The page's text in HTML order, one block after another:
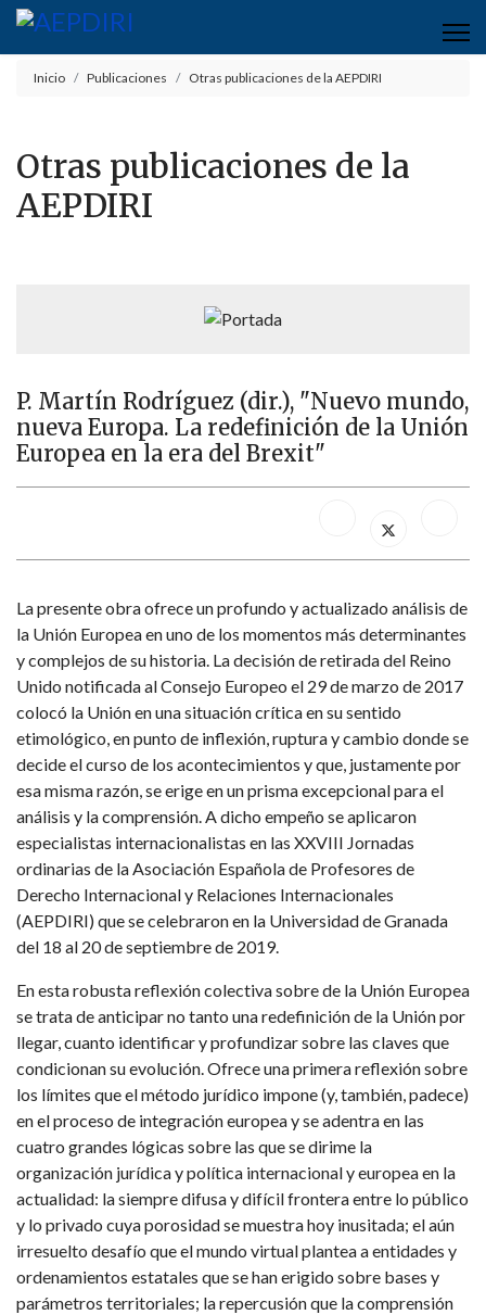
Inicio Publicaciones Otras publicaciones de la AEPDIRI
Otras publicaciones de la
AEPDIRI
P. Martín Rodríguez (dir.), "Nuevo mundo,
nueva Europa. La redefinición de la Unión
Europea en la era del Brexit"
La presente obra ofrece un profundo y actualizado análisis de
la Unión Europea en uno de los momentos más determinantes
y complejos de su historia. La decisión de retirada del Reino
Unido notificada al Consejo Europeo el 29 de marzo de 2017
colocó la Unión en una situación crítica en su sentido
etimológico, en punto de inflexión, ruptura y cambio donde se
decide el curso de los acontecimientos y que, justamente por
esa misma razón, se erige en un prisma excepcional para el
análisis y la comprensión. A dicho empeño se aplicaron
especialistas internacionalistas en las XXVIII Jornadas
ordinarias de la Asociación Española de Profesores de
Derecho Internacional y Relaciones Internacionales
(AEPDIRI) que se celebraron en la Universidad de Granada
del 18 al 20 de septiembre de 2019.
En esta robusta reflexión colectiva sobre de la Unión Europea
se trata de anticipar no tanto una redefinición de la Unión por
llegar, cuanto identificar y profundizar sobre las claves que
condicionan su evolución. Ofrece una primera reflexión sobre
los límites que el método jurídico impone (y, también, padece)
en el proceso de integración europea y se adentra en las
cuatro grandes lógicas sobre las que se dirime la
organización jurídica y política internacional y europea en la
actualidad: la siempre difusa y difícil frontera entre lo público
y lo privado cuya porosidad se muestra hoy inusitada; el aún
irresuelto desafío que el mundo virtual plantea a entidades y
ordenamientos estatales que se han erigido sobre bases y
parámetros territoriales; la repercusión que la comprensión